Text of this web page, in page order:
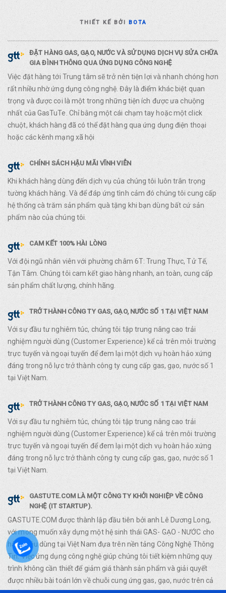
THIẾT KẾ BỞIBOTA
ĐẶT HÀNG GAS, GẠO, NƯỚC VÀ SỬ DỤNG DỊCH VỤ SỬA CHỮA
GIA ĐÌNH THÔNG QUA ỨNG DỤNG CÔNG NGHỆ
Việc đặt hàng tới Trung tâm sẽ trở nên tiện lợi và nhanh chóng hơn
rất nhiều nhờ ứng dụng công nghệ. Đây là điểm khác biệt quan
trọng và được coi là một trong những tiện ích được ưa chuộng
nhất của GasTuTe. Chỉ bằng một cái chạm tay hoặc một click
chuột, khách hàng đã có thể đặt hàng qua ứng dụng điện thoại
hoặc các kênh mạng xã hội
CHÍNH SÁCH HẬU MÃI VĨNH VIỄN
Khi khách hàng dùng đến dịch vụ của chúng tôi luôn trân trọng
tường khách hàng. Và để đáp ứng tình cảm đó chúng tôi cung cấp
hệ thống cà trăm sản phẩm quà tặng khi bạn dùng bất cứ sản
phẩm nào của chúng tôi.
CAM KẾT 100% HÀI LÒNG
Với đội ngũ nhân viên với phường châm 6T: Trung Thực, Tử Tế,
Tận Tâm. Chúng tôi cam kết giao hàng nhanh, an toàn, cung cấp
sản phẩm chất lượng, chính hãng.
TRỞ THÀNH CÔNG TY GAS, GẠO, NƯỚC SỐ 1 TẠI VIỆT NAM
Với sự đầu tư nghiêm túc, chúng tôi tập trung nâng cao trải
nghiệm người dùng (Customer Experience) kể cả trên môi trường
trực tuyến và ngoại tuyến để đem lại một dịch vụ hoàn hảo xứng
đáng trong nỗ lực trở thành công ty cung cấp gas, gạo, nước số 1
tại Việt Nam.
TRỞ THÀNH CÔNG TY GAS, GẠO, NƯỚC SỐ 1 TẠI VIỆT NAM
Với sự đầu tư nghiêm túc, chúng tôi tập trung nâng cao trải
nghiệm người dùng (Customer Experience) kể cả trên môi trường
trực tuyến và ngoại tuyến để đem lại một dịch vụ hoàn hảo xứng
đáng trong nỗ lực trở thành công ty cung cấp gas, gạo, nước số 1
tại Việt Nam.
GASTUTE.COM LÀ MỘT CÔNG TY KHỞI NGHIỆP VỀ CÔNG
NGHỆ (IT STARTUP).
GASTUTE.COM được thành lập đầu tiên bởi anh Lê Dương Long,
với mong muốn xây dựng một hệ sinh thái GAS- GẠO - NƯỚC cho
hàng tiêu dùng tại Việt Nam đựa trên nền tảng Công Nghệ Thông
Tin. Việc ứng dụng công nghệ giúp chúng tôi tiết kiệm những quy
trình không cần thiết để giảm giá thành sản phẩm và giải quyết
được nhiều bài toán lớn về chuỗi cung ứng gas, gạo, nước trên cả